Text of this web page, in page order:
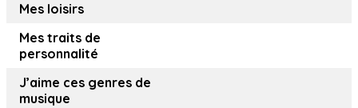
Mes loisirs
Mes traits de
personnalité
J’aime ces genres de
musique